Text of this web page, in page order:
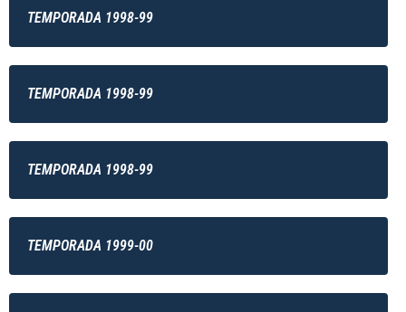
TEMPORADA 1998-99
TEMPORADA 1998-99
TEMPORADA 1998-99
TEMPORADA 1999-00